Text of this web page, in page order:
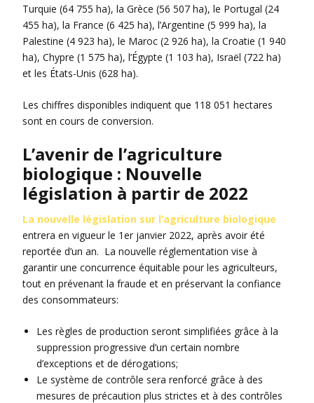
Turquie (64 755 ha), la Grèce (56 507 ha), le Portugal (24
455 ha), la France (6 425 ha), l’Argentine (5 999 ha), la
Palestine (4 923 ha), le Maroc (2 926 ha), la Croatie (1 940
ha), Chypre (1 575 ha), l’Égypte (1 103 ha), Israël (722 ha)
et les États-Unis (628 ha).
Les chiffres disponibles indiquent que 118 051 hectares
sont en cours de conversion.
L’avenir de l’agriculture
biologique : Nouvelle
législation à partir de 2022
La nouvelle législation sur l’agriculture biologique
entrera en vigueur le 1er janvier 2022, après avoir été
reportée d’un an. La nouvelle réglementation vise à
garantir une concurrence équitable pour les agriculteurs,
tout en prévenant la fraude et en préservant la confiance
des consommateurs:
Les règles de production seront simplifiées grâce à la
suppression progressive d’un certain nombre
d’exceptions et de dérogations;
Le système de contrôle sera renforcé grâce à des
mesures de précaution plus strictes et à des contrôles